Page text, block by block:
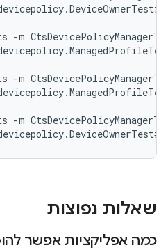
m
m
m
שאלות נפוצות
כמה אפליקציות אפשר